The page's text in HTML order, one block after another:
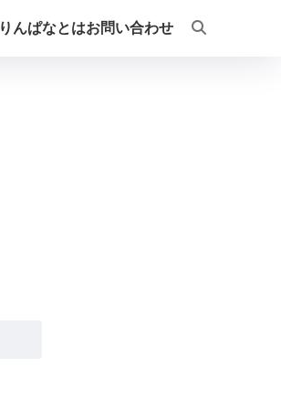
りんぱなとはお問い合わせ